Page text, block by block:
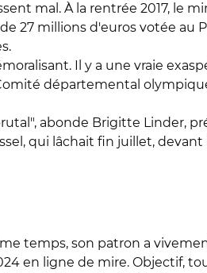
mal. À la rentrée 2017, le
27 millions d'euros votée au
Il y a une vraie
départemental
abonde Brigitte Linder,
qui lâchait fin juillet,
temps, son patron a
en ligne de mire. Objectif,